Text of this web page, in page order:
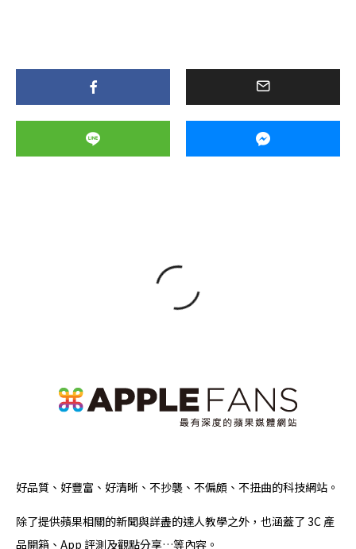
好品質、好豐富、好清晰、不抄襲、不偏頗、不扭曲的科技網站。
除了提供蘋果相關的新聞與詳盡的達人教學之外，也涵蓋了 3C 產
品開箱、App 評測及觀點分享…等內容。